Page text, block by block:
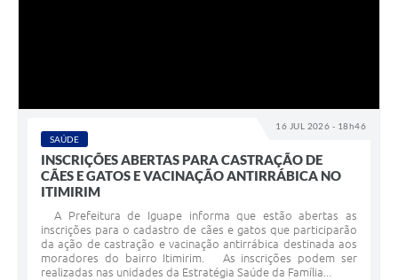
16 JUL 2026 - 18h46
SAÚDE
INSCRIÇÕES ABERTAS PARA CASTRAÇÃO DE
CÃES E GATOS E VACINAÇÃO ANTIRRÁBICA NO
ITIMIRIM
A Prefeitura de Iguape informa que estão abertas as
inscrições para o cadastro de cães e gatos que participarão
da ação de castração e vacinação antirrábica destinada aos
moradores do bairro Itimirim. As inscrições podem ser
realizadas nas unidades da Estratégia Saúde da Família...